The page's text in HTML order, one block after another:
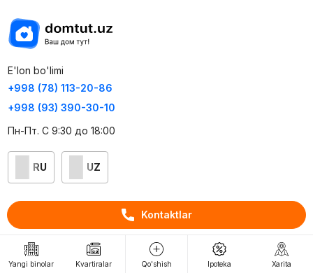
Kontaktlar
Yangi binolar Kvartiralar Qo'shish Ipoteka Xarita
E'lon bo'limi
+998 (78) 113-20-86
+998 (93) 390-30-10
Пн-Пт. С 9:30 до 18:00
RU UZ
Kontaktlar
loyiha haqida
Webnow © loyihasi